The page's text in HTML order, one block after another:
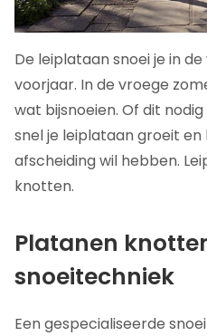
De leiplataan snoei je in
voorjaar. In de vroege
wat bijsnoeien. Of dit
snel je leiplataan groeit en
afscheiding wil hebben.
knotten.
Platanen
snoeitechniek
Een gespecialiseerde